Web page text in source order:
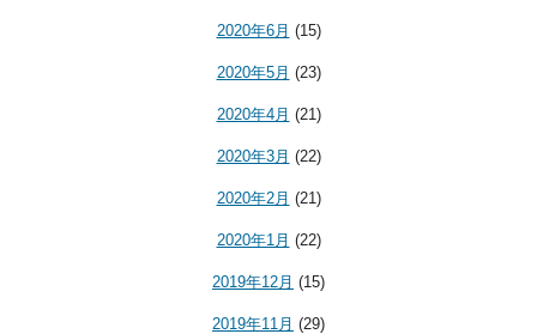
2020年6月 (15)
2020年5月 (23)
2020年4月 (21)
2020年3月 (22)
2020年2月 (21)
2020年1月 (22)
2019年12月 (15)
2019年11月 (29)